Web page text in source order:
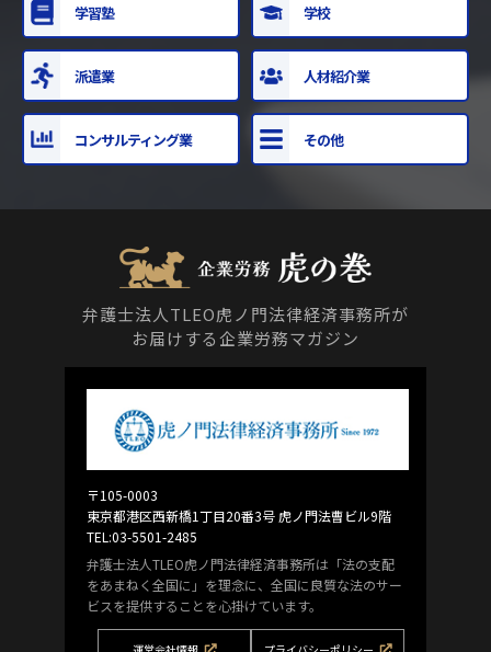
学習塾 学校
派遣業 人材紹介業
コンサルティング業 その他
弁護士法人TLEO虎ノ門法律経済事務所が
お届けする企業労務マガジン
〒105-0003
東京都港区西新橋1丁目20番3号 虎ノ門法曹ビル9階
TEL:03-5501-2485
弁護士法人TLEO虎ノ門法律経済事務所は「法の支配
をあまねく全国に」を理念に、全国に良質な法のサー
ビスを提供することを心掛けています。